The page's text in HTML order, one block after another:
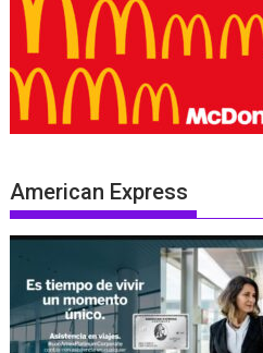
American Express